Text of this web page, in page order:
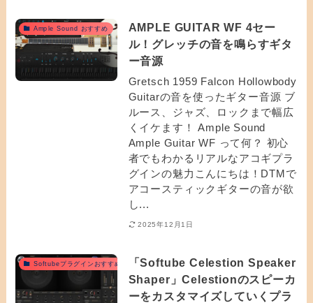
Ample Sound おすすめ
AMPLE GUITAR WF 4セー
ル！グレッチの音を鳴らすギタ
ー音源
Gretsch 1959 Falcon Hollowbody
Guitarの音を使ったギター音源 ブ
ルース、ジャズ、ロックまで幅広
くイケます！ Ample Sound
Ample Guitar WF って何？ 初心
者でもわかるリアルなアコギプラ
グインの魅力こんにちは！DTMで
アコースティックギターの音が欲
し...
2025年12月1日
Softubeプラグインおすすめ
「Softube Celestion Speaker
Shaper」Celestionのスピーカ
ーをカスタマイズしていくプラ